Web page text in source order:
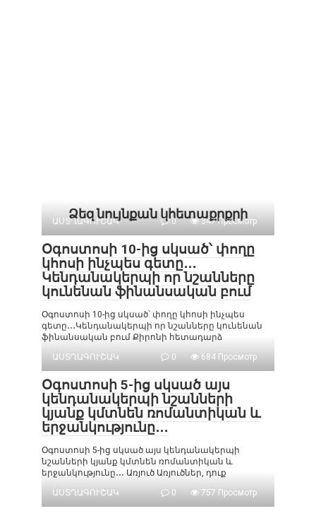
Ձեզ նույնքան կհետաքրքրի
ԱՍՏՂԱԳՈՒՇԱԿ 0 347 Просмотр
Օգոստոսի 10-ից սկսած՝ փողը
կհոսի ինչպես գետը․․․
Կենդանակերպի որ նշանները
կունենան ֆինանսական բում
Օգոստոսի 10-ից սկսած՝ փողը կհոսի ինչպես
գետը․․․Կենդանակերպի որ նշանները կունենան
ֆինանսական բում Քիրոնի հետադարձ
ԱՍՏՂԱԳՈՒՇԱԿ
0 684 Просмотр
Օգոստոսի 5-ից սկսած այս
կենդանակերպի նշանների
կյանք կմտնեն ռոմանտիկան և
երջանկությունը․․․
Օգոստոսի 5-ից սկսած այս կենդանակերպի
նշանների կյանք կմտնեն ռոմանտիկան և
երջանկությունը․․․ Առյուծ Առյուծներ, դուք
ԱՍՏՂԱԳՈՒՇԱԿ
0 757 Просмотр